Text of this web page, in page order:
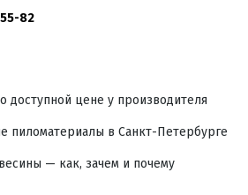
82
доступной цене у производителя
пиломатериалы в Санкт-Петербурге
— как, зачем и почему